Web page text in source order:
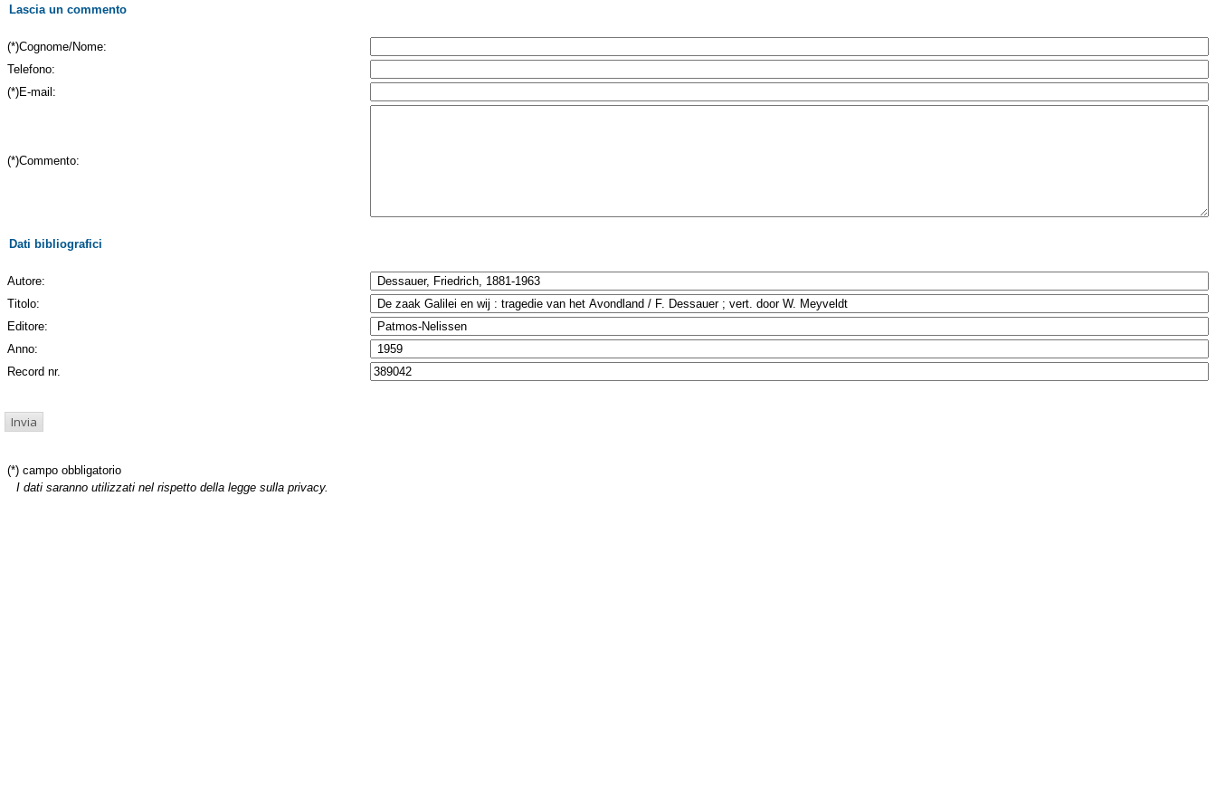
Lascia un commento
(*)Cognome/Nome:
Telefono:
(*)E-mail:
(*)Commento:
Dati bibliografici
Autore:
Titolo:
Editore:
Anno:
Record nr.
(*) campo obbligatorio
I dati saranno utilizzati nel rispetto della legge sulla privacy.